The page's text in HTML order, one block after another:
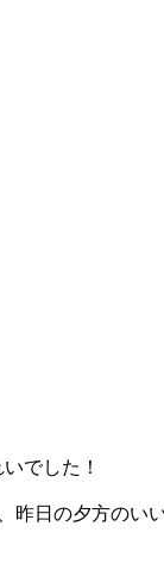
でした！
日の夕方のい